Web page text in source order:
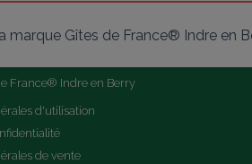
marque Gîtes de France® Indre en
France® Indre en Berry
d'utilisation
de vente